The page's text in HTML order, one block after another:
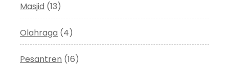
Masjid (13)
Olahraga (4)
Pesantren (16)